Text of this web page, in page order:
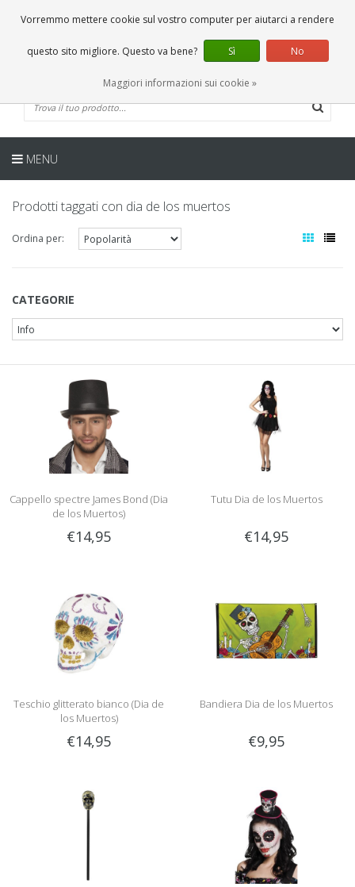
0 Articoli
IT
MENU
Prodotti taggati con dia de los muertos
Ordina per:
CATEGORIE
Cappello spectre James Bond (Dia
de los Muertos)
€14,95
Tutu Dia de los Muertos
€14,95
Teschio glitterato bianco (Dia de
los Muertos)
€14,95
Bandiera Dia de los Muertos
€9,95
Vorremmo mettere cookie sul vostro computer per aiutarci a rendere
questo sito migliore. Questo va bene? Sì No
Maggiori informazioni sui cookie »